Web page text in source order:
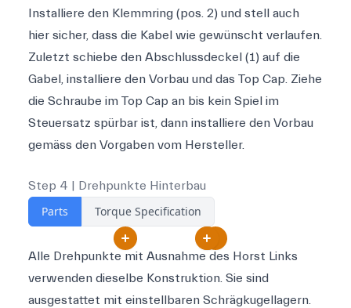
Installiere den Klemmring (pos. 2) und stell auch
hier sicher, dass die Kabel wie gewünscht verlaufen.
Zuletzt schiebe den Abschlussdeckel (1) auf die
Gabel, installiere den Vorbau und das Top Cap. Ziehe
die Schraube im Top Cap an bis kein Spiel im
Steuersatz spürbar ist, dann installiere den Vorbau
gemäss den Vorgaben vom Hersteller.
Step 4 | Drehpunkte Hinterbau
Parts Torque Specification
Alle Drehpunkte mit Ausnahme des Horst Links
verwenden dieselbe Konstruktion. Sie sind
ausgestattet mit einstellbaren Schrägkugellagern.